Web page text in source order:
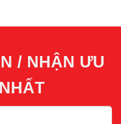
/ NHẬN ƯU